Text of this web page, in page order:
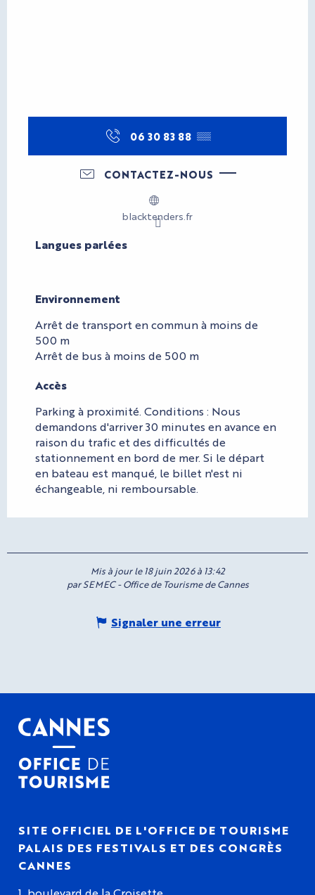
06 30 83 88 ▒▒
CONTACTEZ-NOUS
blacktenders.fr
Langues parlées
Langues parlées
Environnement
Environnement
Arrêt de transport en commun à moins de
500 m
Arrêt de bus à moins de 500 m
Accès
Accès
Parking à proximité. Conditions : Nous
demandons d'arriver 30 minutes en avance en
raison du trafic et des difficultés de
stationnement en bord de mer. Si le départ
en bateau est manqué, le billet n'est ni
échangeable, ni remboursable.
Mis à jour le 18 juin 2026 à 13:42
par SEMEC - Office de Tourisme de Cannes
Signaler une erreur
SITE OFFICIEL DE L'OFFICE DE TOURISME
PALAIS DES FESTIVALS ET DES CONGRÈS
CANNES